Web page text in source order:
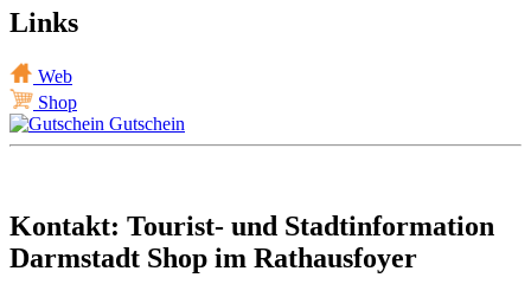
Links
Web
Shop
Gutschein
Kontakt: Tourist- und Stadtinformation
Darmstadt Shop im Rathausfoyer